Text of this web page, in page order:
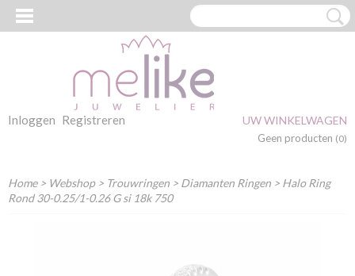
Inloggen Registreren UW WINKELWAGEN
Geen producten (0)
Home> Webshop> Trouwringen > Diamanten Ringen > Halo Ring
Rond 30-0.25/1-0.26 G si 18k 750